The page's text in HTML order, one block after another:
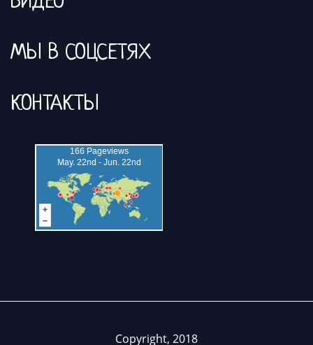
МЫ В СОЦСЕТЯХ
КОНТАКТЫ
Copyright, 2018